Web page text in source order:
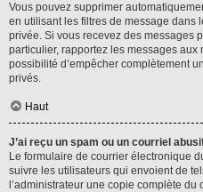
Vous pouvez supprimer
en utilisant les filtres de message dans
privée. Si vous recevez des messages
particulier, rapportez les messages
possibilité d’empêcher complètement
privés.
Haut
J’ai reçu un spam ou un courriel
Le formulaire de courrier électronique
suivre les utilisateurs qui envoient de
l’administrateur une copie complète